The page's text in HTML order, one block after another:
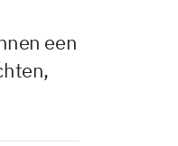
een